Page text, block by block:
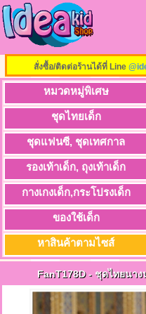
สั่งซื้อ/ติดต่อร้านได้ที่ Line
หมวดหมู่พิเศษ
ชุดไทยเด็ก
ชุดแฟนซี, ชุดเทศกาล
รองเท้าเด็ก, ถุงเท้าเด็ก
กางเกงเด็ก,กระโปรงเด็ก
ของใช้เด็ก
หาสินค้าตามไซส์
FanT178D- ชุดไทยนา